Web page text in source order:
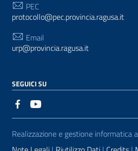
PEC
protocollo@pec.provincia.ragusa.it
Email
urp@provincia.ragusa.it
SEGUICI SU
Sezione Link Utili
Realizzazione e gestione informatica